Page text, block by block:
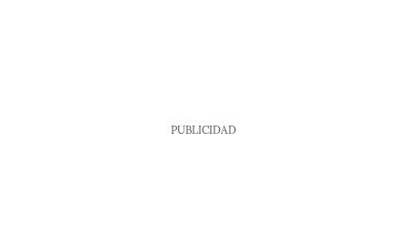
PUBLICIDAD